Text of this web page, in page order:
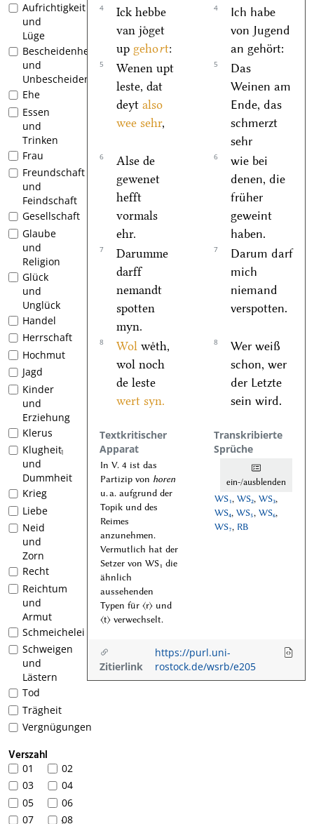
Aufrichtigkeit
und
Lüge
Bescheidenheit
und
Unbescheidenheit
Ehe
Essen
und
Trinken
Frau
Freundschaft
und
Feindschaft
Gesellschaft
Glaube
und
Religion
Glück
und
Unglück
Handel
Herrschaft
Hochmut
Jagd
Kinder
und
Erziehung
Klerus
1
Klugheit
und
Dummheit
Krieg
Liebe
Neid
und
Zorn
Recht
Reichtum
und
Armut
Schmeichelei
Schweigen
und
Lästern
Tod
Trägheit
Vergnügungen
Verszahl
01
02
03
04
05
06
07
08
4
Ick hebbe
van joͤget
up gehort:
4
Ich habe
von Jugend
an gehört:
5
Wenen upt
leste, dat
deyt also
wee sehr,
5
Das
Weinen am
Ende, das
schmerzt
sehr
6
Alse de
gewenet
hefft
vormals
ehr.
6
wie bei
denen, die
früher
geweint
haben.
7
Darumme
darff
nemandt
spotten
myn.
7
Darum darf
mich
niemand
verspotten.
8 Wol weͤth,
wol noch
de leste
wert syn.
8
Wer weiß
schon, wer
der Letzte
sein wird.
Textkritischer
Apparat
Transkribierte
Sprüche
In V. 4 ist das
Partizip von horen
u. a. aufgrund der
Topik und des
Reimes
anzunehmen.
Vermutlich hat der
Setzer von WS₁ die
ähnlich
aussehenden
Typen für ⟨r⟩ und
⟨t⟩ verwechselt.
ein-/ausblenden
WS₁, WS₂, WS₃,
WS₄, WS₅, WS₆,
WS₇, RB
Zitierlink
https://purl.uni-
rostock.de/wsrb/e205